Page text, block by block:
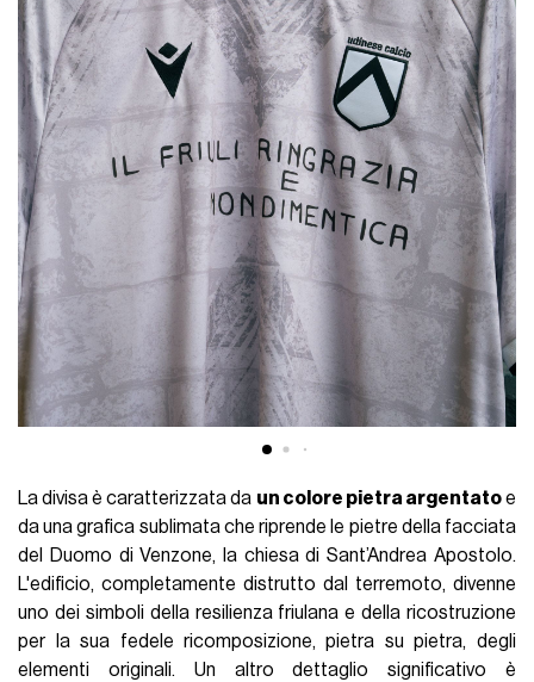
La divisa è caratterizzata da un colore pietra argentatoe
da una grafica sublimata che riprende le pietre della facciata
del Duomo di Venzone, la chiesa di Sant’Andrea Apostolo.
L'edificio, completamente distrutto dal terremoto, divenne
uno dei simboli della resilienza friulana e della ricostruzione
per la sua fedele ricomposizione, pietra su pietra, degli
elementi originali. Un altro dettaglio significativo è